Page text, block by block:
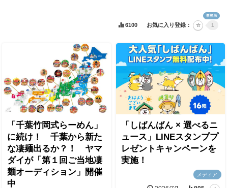
事務局
6100 お気に入り登録： 1
「千葉竹岡式らーめん」
に続け！ 千葉から新た
な凄麺出るか？！ ヤマ
ダイが「第１回ご当地凄
麺オーディション」開催
中
「しばんばん × 選べるニ
ュース」LINEスタンププ
レゼントキャンペーンを
実施！
メディア